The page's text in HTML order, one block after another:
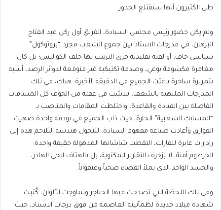
ظن الكثيرون أنها ستقتلع الجذور.
ولم يكن حضور رئيس مجلس السيادة، الفريق أول ركن عبد الفتاح
البرهان، في مدرجات الاستاد بين جموع الشعب مجرد “بروتوكول”
سياسي جاف، أو لفتة تقليدية جرى الترتيب لها خلف الكواليس؛ بل كان
مغامرة مكشوفة بوعي، وصدمة تكتيكية غير متوقعة لدوائر الرصد، أشبه
بتمريرة ساحرة باغتت الجميع في الدقيقة الأخيرة. هناك، في تلك
المدرجات الملتهبة بالشغف، تلاشت في غفلة من الخوف كل المسافات
الفاصلة بين القيادة والقاعدة، واختلطت المقامات والمناصب بـ
“المسابك الشعبية” الحارة، حيث ذاب الجميع في بودقة واحدة صهرت
الفوارق وأعادت صياغة مفهوم السيادة، لتتحول هندسة التلاحم هذه إلى
رادارات عابرة للقارات، التقطت شاشاتها المذهولة حقيقة واحدة:
الخرطوم آمنة، لا بزخرف التقارير المكتوبة، بل بالهتاف الحي الهادر،
والجسد الواحد الذي يملأ الفضاء صخباً وعنفواناً.
وفي تلك اللحظة التي تصدحت فيها الحناجر وتماوجت الألوان، كُتبت
شهادة ميلاد جديدة لطمأنينة العاصمة من فوق درجات الاستاد، حيث